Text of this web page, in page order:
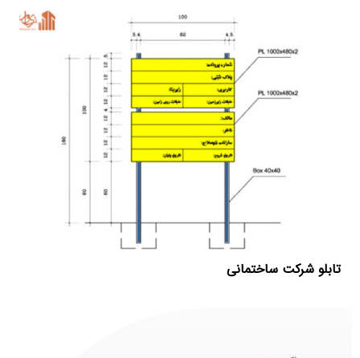
تابلو شرکت ساختمانی